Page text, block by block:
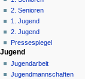
e
n
ü
2. Senioren
1. Jugend
2. Jugend
Pressespiegel
Jugend
Jugendarbeit
Jugendmannschaften